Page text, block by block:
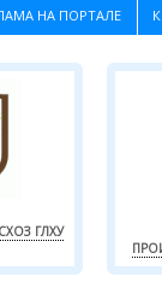
НА ПОРТАЛЕ
ГЛХУ